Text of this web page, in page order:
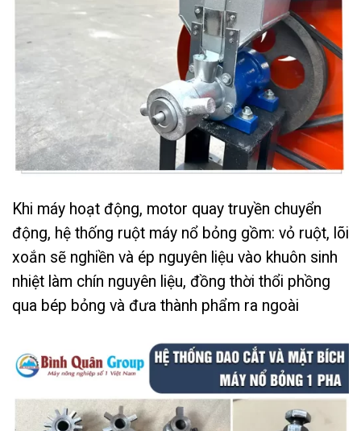
Khi máy hoạt động, motor quay truyền chuyển
động, hệ thống ruột máy nổ bỏng gồm: vỏ ruột, lõi
xoắn sẽ nghiền và ép nguyên liệu vào khuôn sinh
nhiệt làm chín nguyên liệu, đồng thời thổi phồng
qua bép bỏng và đưa thành phẩm ra ngoài